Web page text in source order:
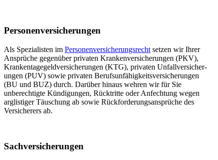
Personen­versicher­ungen
Als Spezialisten im Personen­ver­sicherungsrecht setzen wir Ihrer
Ansprüche gegenüber privaten Kranken­versicherungen (PKV),
Kranken­tage­geld­versicherungen (KTG), privaten Unfall­versicher­
ungen (PUV) sowie privaten Berufs­unfähigkeits­versicherungen
(BU und BUZ) durch. Darüber hinaus wehren wir für Sie
unberechtigte Kündigungen, Rücktritte oder Anfechtung wegen
arglistiger Täuschung ab sowie Rück­forderungs­ansprüche des
Versicherers ab.
Sach­versicher­ungen